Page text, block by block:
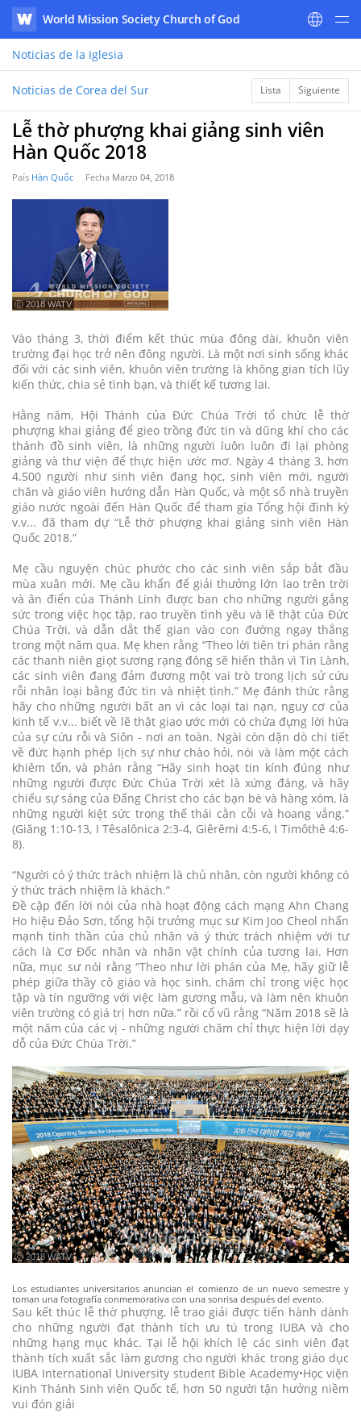
WATV
World Mission Society Church of God
Noticias de la Iglesia
Noticias de Corea del Sur Lista Siguiente
Lễ thờ phượng khai giảng sinh viên
Hàn Quốc 2018
País Hàn Quốc Fecha Marzo 04, 2018
ⓒ 2018 WATV
Vào tháng 3, thời điểm kết thúc mùa đông dài, khuôn viên
trường đại học trở nên đông người. Là một nơi sinh sống khác
đối với các sinh viên, khuôn viên trường là không gian tích lũy
kiến thức, chia sẻ tình bạn, và thiết kế tương lai.
Hằng năm, Hội Thánh của Đức Chúa Trời tổ chức lễ thờ
phượng khai giảng để gieo trồng đức tin và dũng khí cho các
thánh đồ sinh viên, là những người luôn luôn đi lại phòng
giảng và thư viện để thực hiện ước mơ. Ngày 4 tháng 3, hơn
4.500 người như sinh viên đang học, sinh viên mới, người
chăn và giáo viên hướng dẫn Hàn Quốc, và một số nhà truyền
giáo nước ngoài đến Hàn Quốc để tham gia Tổng hội đình kỳ
v.v... đã tham dự “Lễ thờ phượng khai giảng sinh viên Hàn
Quốc 2018.”
Mẹ cầu nguyện chúc phước cho các sinh viên sắp bắt đầu
mùa xuân mới. Mẹ cầu khẩn để giải thưởng lớn lao trên trời
và ân điển của Thánh Linh được ban cho những người gắng
sức trong việc học tập, rao truyền tình yêu và lẽ thật của Đức
Chúa Trời, và dẫn dắt thế gian vào con đường ngay thẳng
trong một năm qua. Mẹ khen rằng “Theo lời tiên tri phán rằng
các thanh niên giọt sương rạng đông sẽ hiến thân vì Tin Lành,
các sinh viên đang đảm đương một vai trò trong lịch sử cứu
rỗi nhân loại bằng đức tin và nhiệt tình.” Mẹ đánh thức rằng
hãy cho những người bất an vì các loại tai nạn, nguy cơ của
kinh tế v.v... biết về lẽ thật giao ước mới có chứa đựng lời hứa
của sự cứu rỗi và Siôn - nơi an toàn. Ngài còn dặn dò chi tiết
về đức hạnh phép lịch sự như chào hỏi, nói và làm một cách
khiêm tốn, và phán rằng “Hãy sinh hoạt tin kính đúng như
những người được Đức Chúa Trời xét là xứng đáng, và hãy
chiếu sự sáng của Đấng Christ cho các bạn bè và hàng xóm, là
những người kiệt sức trong thế thái cằn cỗi và hoang vắng.”
(Giăng 1:10-13, I Têsalônica 2:3-4, Giêrêmi 4:5-6, I Timôthê 4:6-
8).
“Người có ý thức trách nhiệm là chủ nhân, còn người không có
ý thức trách nhiệm là khách.”
Đề cập đến lời nói của nhà hoạt động cách mạng Ahn Chang
Ho hiệu Đảo Sơn, tổng hội trưởng mục sư Kim Joo Cheol nhấn
mạnh tinh thần của chủ nhân và ý thức trách nhiệm với tư
cách là Cơ Đốc nhân và nhân vật chính của tương lai. Hơn
nữa, mục sư nói rằng “Theo như lời phán của Mẹ, hãy giữ lễ
phép giữa thầy cô giáo và học sinh, chăm chỉ trong việc học
tập và tín ngưỡng với việc làm gương mẫu, và làm nên khuôn
viên trường có giá trị hơn nữa.” rồi cổ vũ rằng “Năm 2018 sẽ là
một năm của các vị - những người chăm chỉ thực hiện lời dạy
dỗ của Đức Chúa Trời.”
ⓒ 2018 WATV
Los estudiantes universitarios anuncian el comienzo de un nuevo semestre y
toman una fotografía conmemorativa con una sonrisa después del evento.
Sau kết thúc lễ thờ phượng, lễ trao giải được tiến hành dành
cho những người đạt thành tích ưu tú trong IUBA và cho
những hạng mục khác. Tại lễ hội khích lệ các sinh viên đạt
thành tích xuất sắc làm gương cho người khác trong giáo dục
IUBA International University student Bible Academy•Học viện
Kinh Thánh Sinh viên Quốc tế, hơn 50 người tận hưởng niềm
vui đón giải